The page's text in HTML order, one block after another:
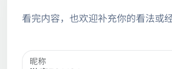
看完内容，也欢迎补充你的看法或经
昵称